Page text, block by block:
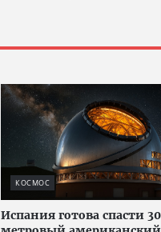
КОСМОС
Испания готова спасти